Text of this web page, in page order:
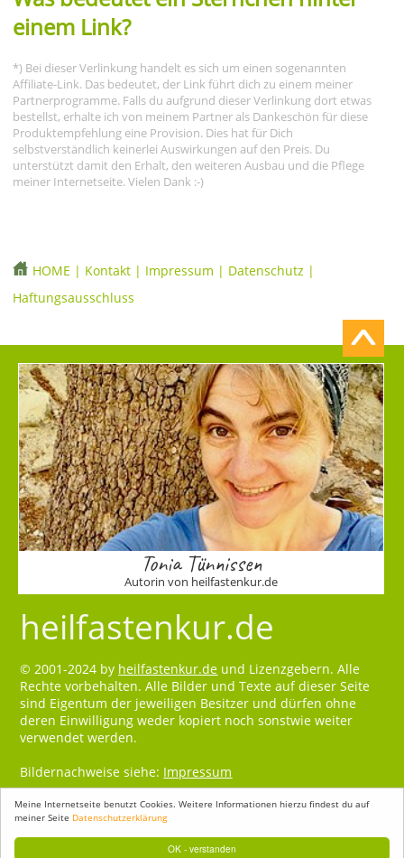
OK - verstanden
Meine Internetseite benutzt Cookies. Weitere Informationen hierzu findest du auf
meiner Seite Datenschutzerklärung
einem Link?
*) Bei dieser Verlinkung handelt es sich um einen sogenannten
Affiliate-Link. Das bedeutet, der Link führt dich zu einem meiner
Partnerprogramme. Falls du aufgrund dieser Verlinkung dort etwas
bestellst, erhalte ich von meinem Partner als Dankeschön für diese
Produktempfehlung eine Provision. Dies hat für Dich
selbstverständlich keinerlei Auswirkungen auf den Preis. Du
unterstützt damit den Erhalt, den weiteren Ausbau und die Pflege
meiner Internetseite. Vielen Dank :-)
HOME | Kontakt | Impressum | Datenschutz |
Haftungsausschluss
Tonia Tünnissen
Autorin von heilfastenkur.de
heilfastenkur.de
© 2001-2024 by heilfastenkur.de und Lizenzgebern. Alle
Rechte vorbehalten. Alle Bilder und Texte auf dieser Seite
sind Eigentum der jeweiligen Besitzer und dürfen ohne
deren Einwilligung weder kopiert noch sonstwie weiter
verwendet werden.
Bildernachweise siehe: Impressum